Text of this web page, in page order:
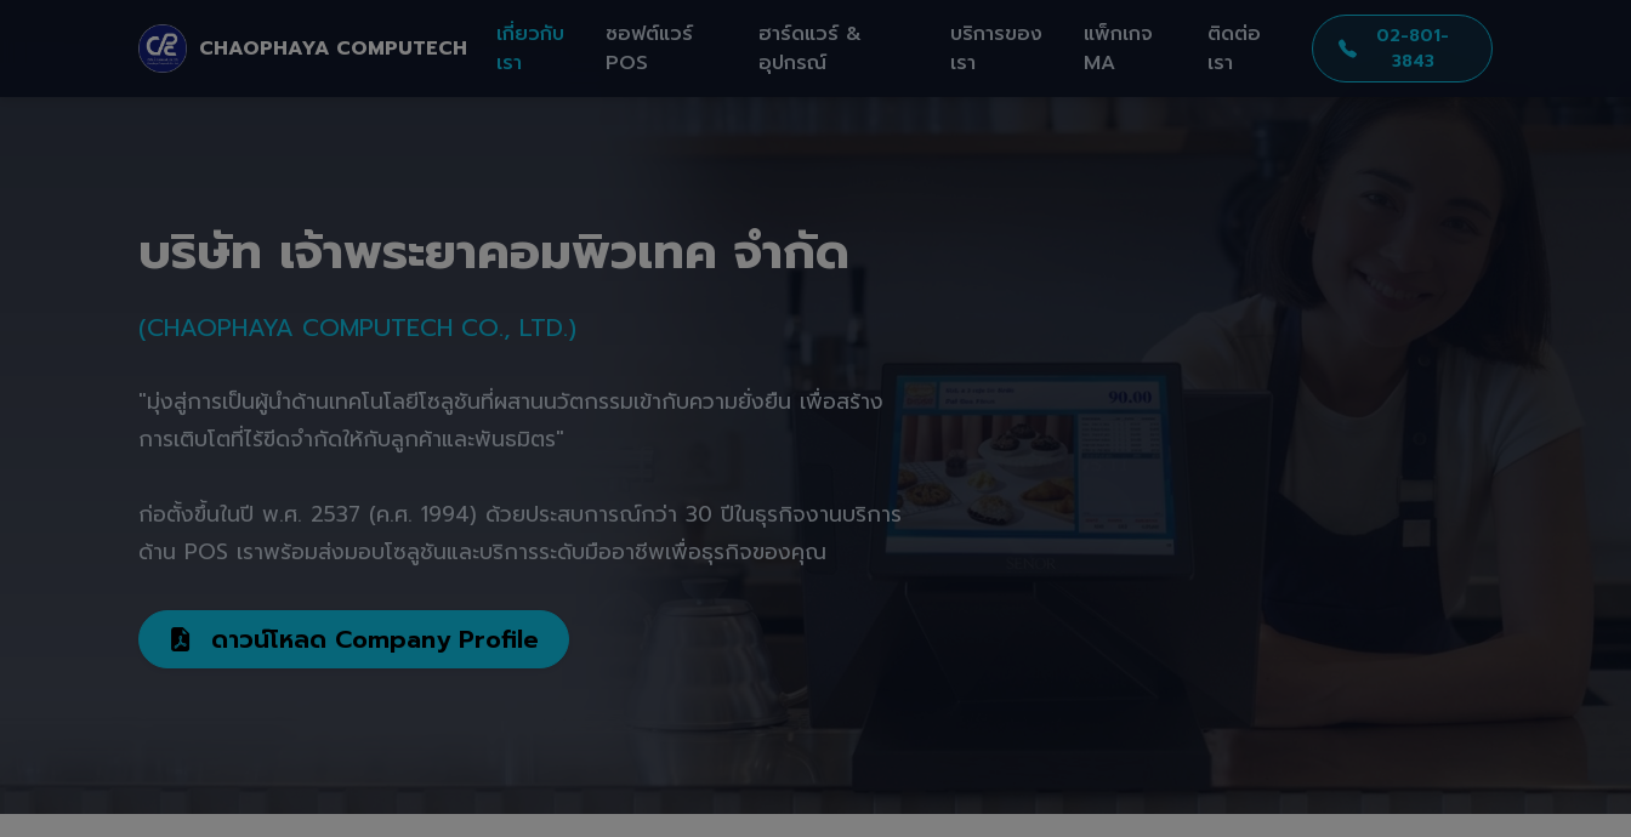
CHAOPHAYA COMPUTECH
เกี่ยวกับ
เรา
ซอฟต์แวร์
POS
ฮาร์ดแวร์ &
อุปกรณ์
บริการของ
เรา
แพ็กเกจ
MA
ติดต่อ
เรา
02-801-
3843
บริษัท เจ้าพระยาคอมพิวเทค จำกัด
(CHAOPHAYA COMPUTECH CO., LTD.)
"มุ่งสู่การเป็นผู้นำด้านเทคโนโลยีโซลูชันที่ผสานนวัตกรรมเข้ากับความยั่งยืน เพื่อสร้าง
การเติบโตที่ไร้ขีดจำกัดให้กับลูกค้าและพันธมิตร"
ก่อตั้งขึ้นในปี พ.ศ. 2537 (ค.ศ. 1994) ด้วยประสบการณ์กว่า 30 ปีในธุรกิจงานบริการ
ด้าน POS เราพร้อมส่งมอบโซลูชันและบริการระดับมืออาชีพเพื่อธุรกิจของคุณ
ดาวน์โหลด Company Profile